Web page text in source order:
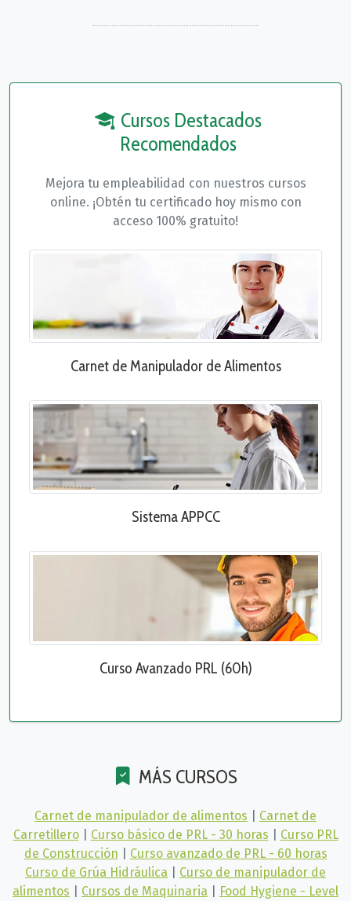
Cursos Destacados
Recomendados
Mejora tu empleabilidad con nuestros cursos
online. ¡Obtén tu certificado hoy mismo con
acceso 100% gratuito!
Carnet de Manipulador de Alimentos
Sistema APPCC
Curso Avanzado PRL (60h)
MÁS CURSOS
Carnet de manipulador de alimentos
Carnet de
Carretillero
Curso básico de PRL - 30 horas
Curso PRL
de Construcción
Curso avanzado de PRL - 60 horas
Curso de Grúa Hidráulica
Curso de manipulador de
alimentos
Cursos de Maquinaria
Food Hygiene - Level